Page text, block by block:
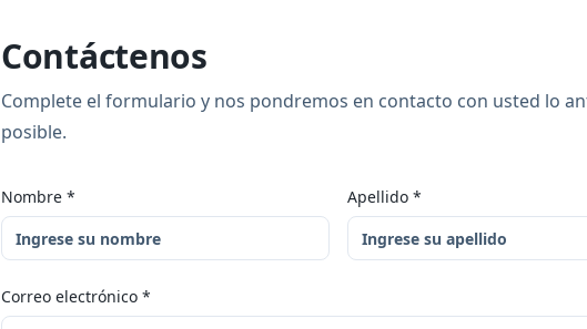
Contáctenos
Complete el formulario y nos pondremos en contacto con usted lo
posible.
Nombre * Apellido *
Correo electrónico *